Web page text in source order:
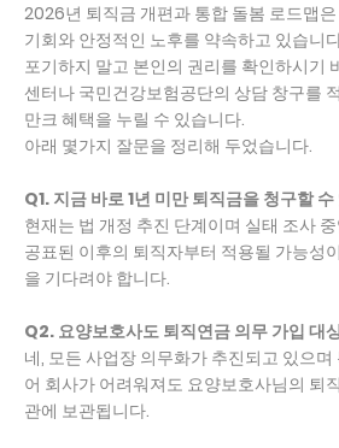
2026년 퇴직금 개편과 통합 돌봄 로드맵
기회와 안정적인 노후를 약속하고 있습니
포기하지 말고 본인의 권리를 확인하시기
센터나 국민건강보험공단의 상담 창구를
만크 혜택을 누릴 수 있습니다.
아래 몇가지 잘문을 정리해 두었습니다.
Q1. 지금 바로 1년 미만 퇴직금을 청구할
현재는 법 개정 추진 단계이며 실태 조사
공표된 이후의 퇴직자부터 적용될 가능성
을 기다려야 합니다.
Q2. 요양보호사도 퇴직연금 의무 가입 대
네, 모든 사업장 의무화가 추진되고 있으
어 회사가 어려워져도 요양보호사님의 퇴
관에 보관됩니다.